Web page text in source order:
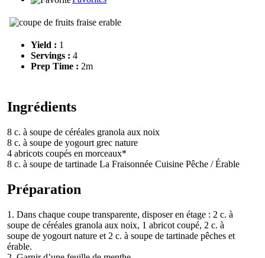
Yield : 1
Servings : 4
Prep Time : 2m
Ingrédients
8 c. à soupe de céréales granola aux noix
8 c. à soupe de yogourt grec nature
4 abricots coupés en morceaux*
8 c. à soupe de tartinade La Fraisonnée Cuisine Pêche / Érable
Préparation
1. Dans chaque coupe transparente, disposer en étage : 2 c. à
soupe de céréales granola aux noix, 1 abricot coupé, 2 c. à
soupe de yogourt nature et 2 c. à soupe de tartinade pêches et
érable.